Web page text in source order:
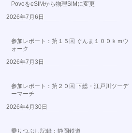
PovoをeSIMから物理SIMに変更
2026年7月6日
参加レポート：第１５回 ぐんま１００ｋｍウ
ォーク
2026年7月3日
参加レポート：第２０回 下総・江戸川ツーデ
ーマーチ
2026年4月30日
乗りつぶし記録：静岡鉄道